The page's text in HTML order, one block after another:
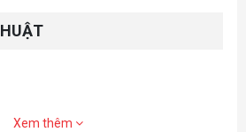
Xem thêm